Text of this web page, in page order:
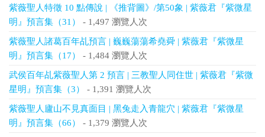
紫薇聖人特徵 10 點傳說 | 《推背圖》/第50象 | 紫薇君『紫微星
明』預言集（31）
- 1,497 瀏覽人次
紫薇聖人諸葛百年乩預言 | 巍巍蕩蕩希堯舜 | 紫薇君『紫微星
明』預言集（17）
- 1,484 瀏覽人次
武侯百年乩紫薇聖人第 2 預言 | 三教聖人同住世 | 紫薇君『紫微
星明』預言集（3）
- 1,391 瀏覽人次
紫薇聖人廬山不見真面目 | 黑兔走入青龍穴 | 紫薇君『紫微星
明』預言集（66）
- 1,379 瀏覽人次